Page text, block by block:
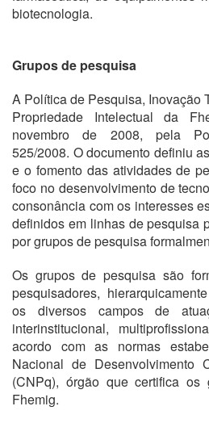
biotecnologia.
Grupos de pesquisa
A Política de Pesquisa, Inovação
Propriedade Intelectual da
novembro de 2008, pela
525/2008. O documento definiu
e o fomento das atividades de
foco no desenvolvimento de
consonância com os interesses
definidos em linhas de pesquisa
por grupos de pesquisa
Os grupos de pesquisa são
pesquisadores,
os diversos campos de
interinstitucional,
acordo com as normas
Nacional de Desenvolvimento
(CNPq), órgão que certifica
Fhemig.